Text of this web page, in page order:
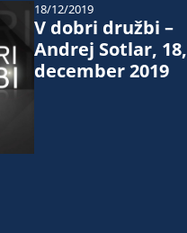
V dobri družbi –
Andrej Sotlar, 18,
december 2019
18/12/2019